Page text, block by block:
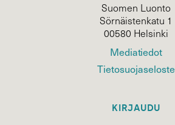
Suomen Luonto
Sörnäistenkatu 1
00580 Helsinki
Mediatiedot
Tietosuojaseloste
KIRJAUDU